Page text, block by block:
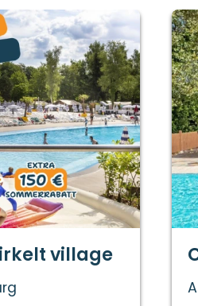
village